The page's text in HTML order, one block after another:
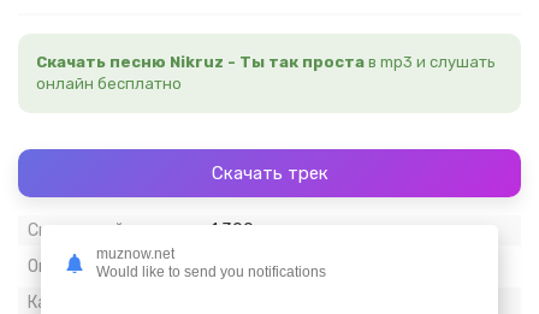
Скачать песню Nikruz - Ты так проста в mp3 и слушать
онлайн бесплатно
Скачать трек
Скачиваний:
1 300
Опубликовано:
08 август 2021
Качество:
muznow.net
Would like to send you notifications